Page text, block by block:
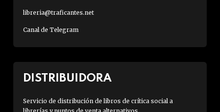
libreria@traficantes.net
Canal de Telegram
DISTRIBUIDORA
Servicio de distribución de libros de crítica social a